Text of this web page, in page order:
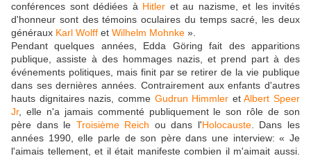
conférences sont dédiées à Hitler et au nazisme, et les invités
d'honneur sont des témoins oculaires du temps sacré, les deux
généraux Karl Wolff et Wilhelm Mohnke ».
Pendant quelques années, Edda Göring fait des apparitions
publique, assiste à des hommages nazis, et prend part à des
événements politiques, mais finit par se retirer de la vie publique
dans ses dernières années. Contrairement aux enfants d'autres
hauts dignitaires nazis, comme Gudrun Himmler etAlbert Speer
Jr, elle n'a jamais commenté publiquement le son rôle de son
père dans le Troisième Reich ou dans l'Holocauste. Dans les
années 1990, elle parle de son père dans une interview: « Je
l'aimais tellement, et il était manifeste combien il m'aimait aussi.